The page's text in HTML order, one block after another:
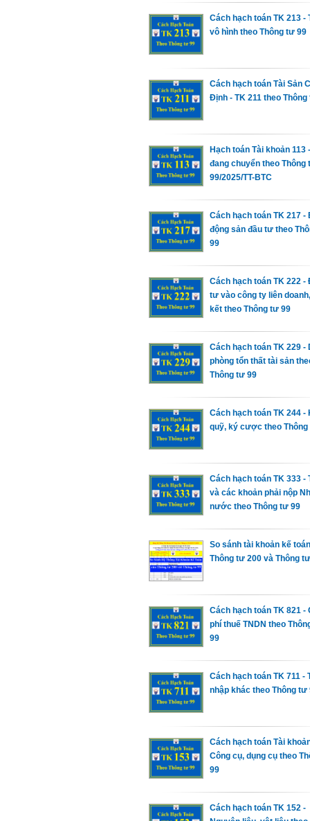
Cách hạch toán TK 213 -
vô hình theo Thông tư 99
Cách hạch toán Tài Sản
Định - TK 211 theo
Hạch toán Tài khoản 113
đang chuyển theo Thông
99/2025/TT-BTC
Cách hạch toán TK 217 -
động sản đầu tư theo
99
Cách hạch toán TK 222 -
tư vào công ty liên
kết theo Thông tư 99
Cách hạch toán TK 229 -
phòng tổn thất tài sản
Thông tư 99
Cách hạch toán TK 244 -
quỹ, ký cược theo Thông
Cách hạch toán TK 333 -
và các khoản phải nộp
nước theo Thông tư 99
So sánh tài khoản kế toán
Thông tư 200 và Thông
Cách hạch toán TK 821 -
phí thuế TNDN theo
99
Cách hạch toán TK 711 -
nhập khác theo Thông tư
Cách hạch toán Tài
Công cụ, dụng cụ theo
99
Cách hạch toán TK 152 -